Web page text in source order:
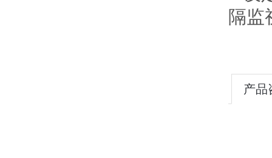
隔监
产品